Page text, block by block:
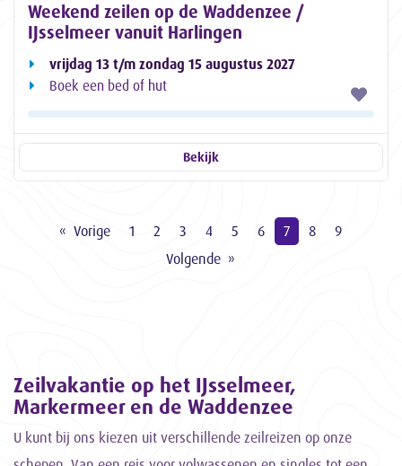
Weekend zeilen op de Waddenzee /
IJsselmeer vanuit Harlingen
vrijdag 13 t/m zondag 15 augustus 2027
Boek een bed of hut
Bekijk
Vorige 1 2 3 4 5 6 7 8
9
Volgende
Zeilvakantie op het IJsselmeer,
Markermeer en de Waddenzee
U kunt bij ons kiezen uit verschillende zeilreizen op onze